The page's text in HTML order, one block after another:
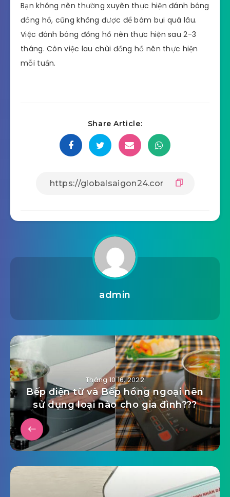
Bạn không nên thường xuyên thực hiện đánh bóng
đồng hồ, cũng không được để bám bụi quá lâu.
Việc đánh bóng đồng hồ nên thực hiện sau 2-3
tháng. Còn việc lau chùi đồng hồ nên thực hiện
mỗi tuần.
Share Article:
admin
Tháng 10 16, 2022
Bếp điện từ và Bếp hồng ngoại nên
sử dụng loại nào cho gia đình???